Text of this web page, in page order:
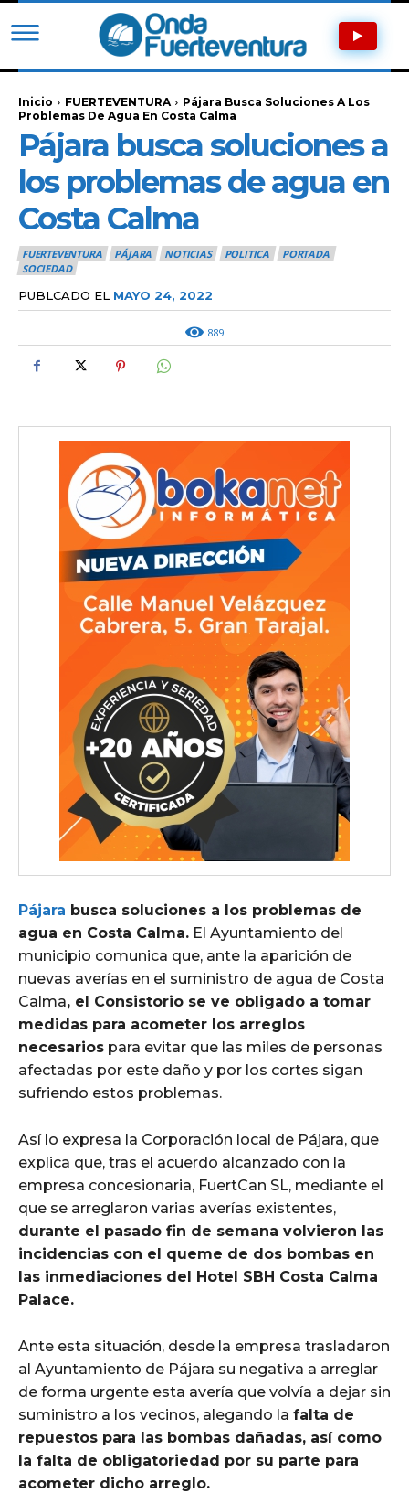
Inicio FUERTEVENTURA
Pájara Busca Soluciones A Los
Problemas De Agua En Costa Calma
Pájara busca soluciones a
los problemas de agua en
Costa Calma
FUERTEVENTURA PÁJARA NOTICIAS POLITICA
PORTADA
SOCIEDAD
PUBLCADO EL MAYO 24, 2022
889
Pájara busca soluciones a los problemas de
agua en Costa Calma. El Ayuntamiento del
municipio comunica que, ante la aparición de
nuevas averías en el suministro de agua de Costa
Calma, el Consistorio se ve obligado a tomar
medidas para acometer los arreglos
necesarios para evitar que las miles de personas
afectadas por este daño y por los cortes sigan
sufriendo estos problemas.
Así lo expresa la Corporación local de Pájara, que
explica que, tras el acuerdo alcanzado con la
empresa concesionaria, FuertCan SL, mediante el
que se arreglaron varias averías existentes,
durante el pasado fin de semana volvieron las
incidencias con el queme de dos bombas en
las inmediaciones del Hotel SBH Costa Calma
Palace.
Ante esta situación, desde la empresa trasladaron
al Ayuntamiento de Pájara su negativa a arreglar
de forma urgente esta avería que volvía a dejar sin
suministro a los vecinos, alegando la falta de
repuestos para las bombas dañadas, así como
la falta de obligatoriedad por su parte para
acometer dicho arreglo.